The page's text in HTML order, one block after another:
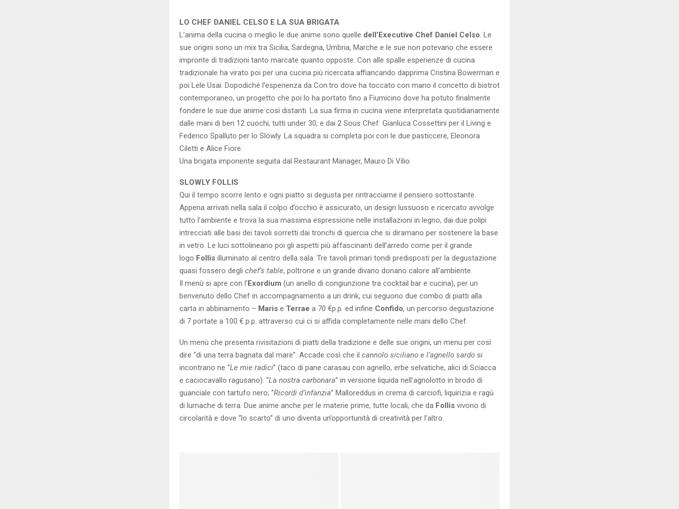
LO CHEF DANIEL CELSO E LA SUA BRIGATA
L’anima della cucina o meglio le due anime sono quelle dell’Executive Chef Daniel Celso . Le
sue origini sono un mix tra Sicilia, Sardegna, Umbria, Marche e le sue non potevano che essere
impronte di tradizioni tanto marcate quanto opposte. Con alle spalle esperienze di cucina
tradizionale ha virato poi per una cucina più ricercata affiancando dapprima Cristina Bowerman e
poi Lele Usai. Dopodiché l’esperienza da Con.tro dove ha toccato con mano il concetto di bistrot
contemporaneo, un progetto che poi lo ha portato fino a Fiumicino dove ha potuto finalmente
fondere le sue due anime così distanti. La sua firma in cucina viene interpretata quotidianamente
dalle mani di ben 12 cuochi, tutti under 30, e dai 2 Sous Chef: Gianluca Cossettini per il Living e
Federico Spalluto per lo Slowly. La squadra si completa poi con le due pasticcere, Eleonora
Ciletti e Alice Fiore.
Una brigata imponente seguita dal Restaurant Manager, Mauro Di Vilio.
SLOWLY FOLLIS
Qui il tempo scorre lento e ogni piatto si degusta per rintracciarne il pensiero sottostante.
Appena arrivati nella sala il colpo d’occhio è assicurato, un design lussuoso e ricercato avvolge
tutto l’ambiente e trova la sua massima espressione nelle installazioni in legno, dai due polipi
intrecciati alle basi dei tavoli sorretti dai tronchi di quercia che si diramano per sostenere la base
in vetro. Le luci sottolineano poi gli aspetti più affascinanti dell’arredo come per il grande
logo Follis illuminato al centro della sala. Tre tavoli primari tondi predisposti per la degustazione
quasi fossero degli chef’s table, poltrone e un grande divano donano calore all’ambiente.
Il menù si apre con l’Exordium (un anello di congiunzione tra cocktail bar e cucina), per un
benvenuto dello Chef in accompagnamento a un drink, cui seguono due combo di piatti alla
carta in abbinamento – Maris e Terrae a 70 €p.p. ed infine Confido, un percorso degustazione
di 7 portate a 100 € p.p. attraverso cui ci si affida completamente nelle mani dello Chef.
Un menù che presenta rivisitazioni di piatti della tradizione e delle sue origini, un menu per così
dire “di una terra bagnata dal mare”. Accade così che il cannolo siciliano e l’agnello sardo si
incontrano ne “Le mie radici” (taco di pane carasau con agnello, erbe selvatiche, alici di Sciacca
e caciocavallo ragusano). “La nostra carbonara” in versione liquida nell’agnolotto in brodo di
guanciale con tartufo nero; “Ricordi d’infanzia” Malloreddus in crema di carciofi, liquirizia e ragù
di lumache di terra. Due anime anche per le materie prime, tutte locali, che da Follis vivono di
circolarità e dove “lo scarto” di uno diventa un’opportunità di creatività per l’altro.